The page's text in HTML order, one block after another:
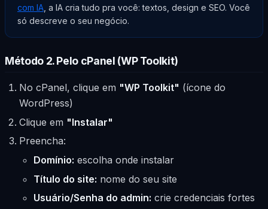
com IA , a IA cria tudo pra você: textos, design e SEO. Você
só descreve o seu negócio.
Método 2. Pelo cPanel (WP Toolkit)
No cPanel, clique em "WP Toolkit" (ícone do
WordPress)
Clique em "Instalar"
Preencha:
Domínio: escolha onde instalar
Título do site: nome do seu site
Usuário/Senha do admin: crie credenciais fortes